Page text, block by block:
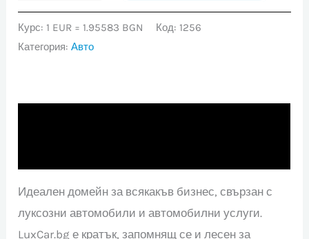
LuxCar.bg
Курс: 1 EUR = 1.95583 BGN Код:1256
Категория:Авто
Идеален домейн за всякакъв бизнес, свързан с
луксозни автомобили и автомобилни услуги.
LuxCar.bg е кратък, запомнящ се и лесен за